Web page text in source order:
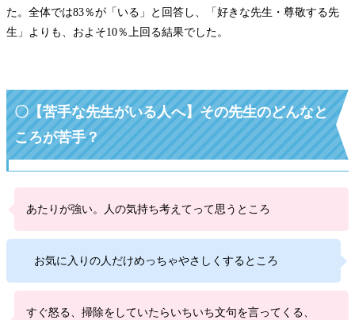
た。全体では83％が「いる」と回答し、「好きな先生・尊敬する先
生」よりも、およそ10％上回る結果でした。
〇【苦手な先生がいる人へ】その先生のどんなと
ころが苦手？
あたりが強い。人の気持ち考えてって思うところ
お気に入りの人だけめっちゃやさしくするところ
すぐ怒る、掃除をしていたらいちいち文句を言ってくる、